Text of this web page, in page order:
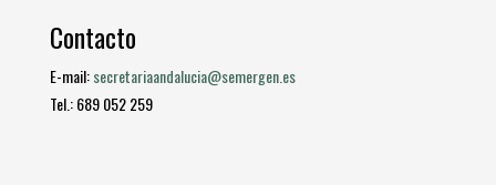
Contacto
E-mail:secretariaandalucia@semergen.es
Tel.: 689 052 259